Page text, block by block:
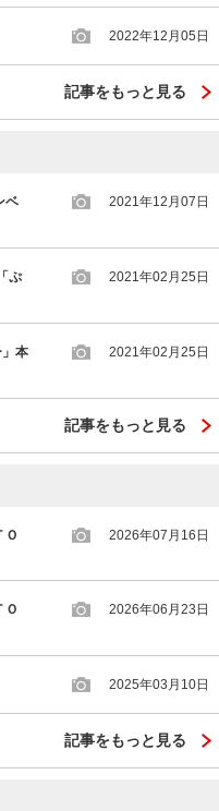
2022年12月05日
記事をもっと見る
ベ
2021年12月07日
ぷ
2021年02月25日
本
2021年02月25日
記事をもっと見る
Ｏ
2026年07月16日
Ｏ
2026年06月23日
2025年03月10日
記事をもっと見る